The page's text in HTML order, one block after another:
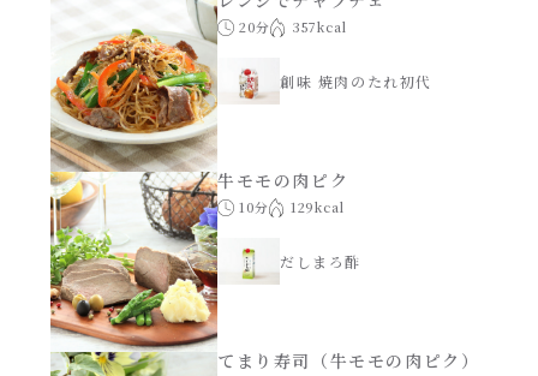
20分 357kcal
創味 焼肉のたれ初代
牛モモの肉ピク
10分 129kcal
だしまろ酢
てまり寿司（牛モモの肉ピク）